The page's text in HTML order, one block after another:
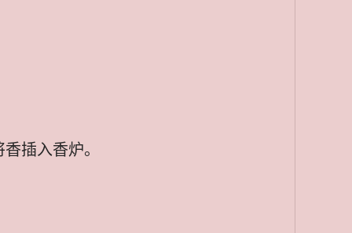
插入香炉。